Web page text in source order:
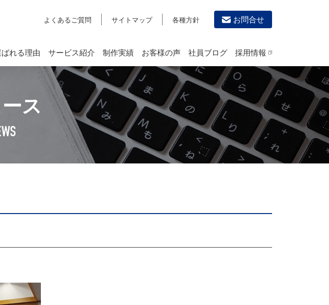
よくあるご質問 サイトマップ 各種方針 お問合せ
企業理念 沿革
アクセスマップ
れる理由 サービス紹介
デザイン作成・印刷サービス
PRINTING
チラシ/フライヤーデザインの制作・印刷
カタログデザインの制作・印刷
冊子/パンフレットのデザイン制作・印刷
学校・会社案内パンフレット制作・印刷
制作実績 お客様の声 社員ブログ 採用情報
ス